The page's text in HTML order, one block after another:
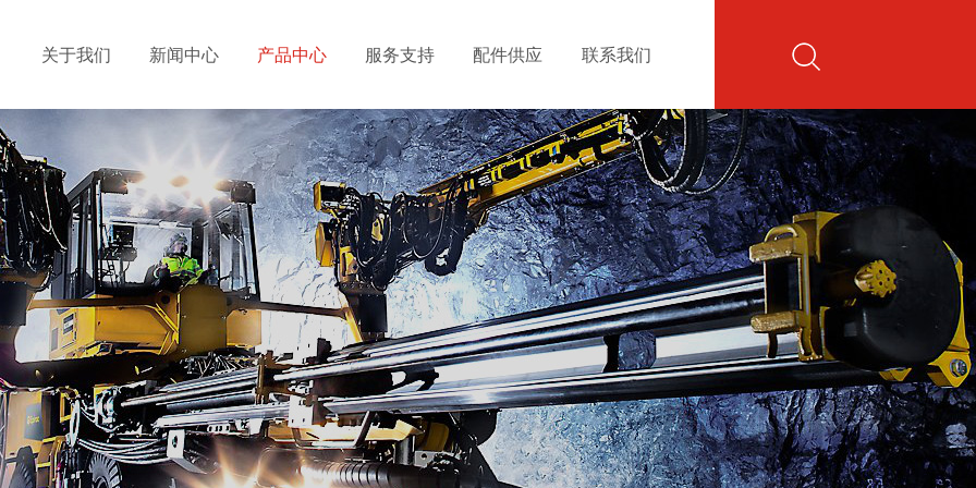
关于我们 新闻中心 产品中心 服务支持 配件供应 联系我们